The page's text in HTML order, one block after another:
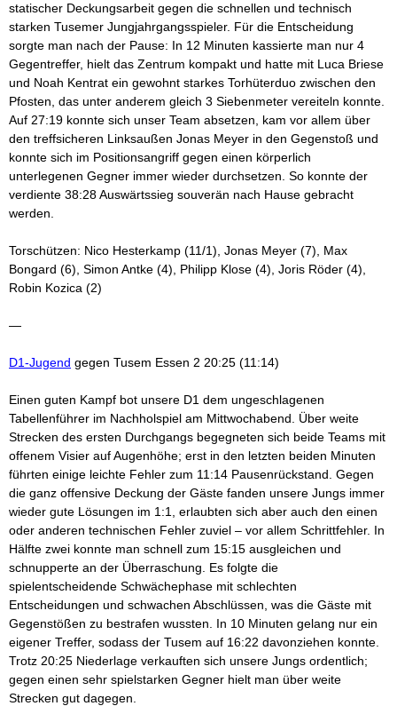
statischer Deckungsarbeit gegen die schnellen und technisch
starken Tusemer Jungjahrgangsspieler. Für die Entscheidung
sorgte man nach der Pause: In 12 Minuten kassierte man nur 4
Gegentreffer, hielt das Zentrum kompakt und hatte mit Luca Briese
und Noah Kentrat ein gewohnt starkes Torhüterduo zwischen den
Pfosten, das unter anderem gleich 3 Siebenmeter vereiteln konnte.
Auf 27:19 konnte sich unser Team absetzen, kam vor allem über
den treffsicheren Linksaußen Jonas Meyer in den Gegenstoß und
konnte sich im Positionsangriff gegen einen körperlich
unterlegenen Gegner immer wieder durchsetzen. So konnte der
verdiente 38:28 Auswärtssieg souverän nach Hause gebracht
werden.
Torschützen: Nico Hesterkamp (11/1), Jonas Meyer (7), Max
Bongard (6), Simon Antke (4), Philipp Klose (4), Joris Röder (4),
Robin Kozica (2)
—
D1-Jugend gegen Tusem Essen 2 20:25 (11:14)
Einen guten Kampf bot unsere D1 dem ungeschlagenen
Tabellenführer im Nachholspiel am Mittwochabend. Über weite
Strecken des ersten Durchgangs begegneten sich beide Teams mit
offenem Visier auf Augenhöhe; erst in den letzten beiden Minuten
führten einige leichte Fehler zum 11:14 Pausenrückstand. Gegen
die ganz offensive Deckung der Gäste fanden unsere Jungs immer
wieder gute Lösungen im 1:1, erlaubten sich aber auch den einen
oder anderen technischen Fehler zuviel – vor allem Schrittfehler. In
Hälfte zwei konnte man schnell zum 15:15 ausgleichen und
schnupperte an der Überraschung. Es folgte die
spielentscheidende Schwächephase mit schlechten
Entscheidungen und schwachen Abschlüssen, was die Gäste mit
Gegenstößen zu bestrafen wussten. In 10 Minuten gelang nur ein
eigener Treffer, sodass der Tusem auf 16:22 davonziehen konnte.
Trotz 20:25 Niederlage verkauften sich unsere Jungs ordentlich;
gegen einen sehr spielstarken Gegner hielt man über weite
Strecken gut dagegen.